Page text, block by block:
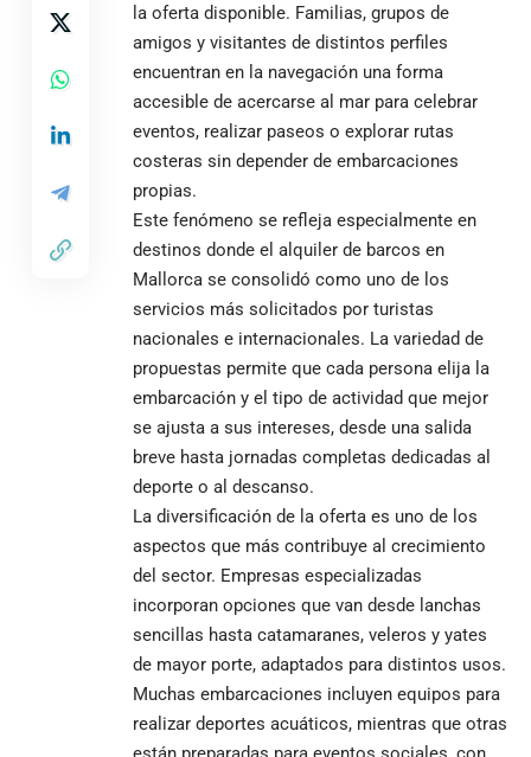
la oferta disponible. Familias, grupos de
amigos y visitantes de distintos perfiles
encuentran en la navegación una forma
accesible de acercarse al mar para celebrar
eventos, realizar paseos o explorar rutas
costeras sin depender de embarcaciones
propias.
Este fenómeno se refleja especialmente en
destinos donde el alquiler de barcos en
Mallorca se consolidó como uno de los
servicios más solicitados por turistas
nacionales e internacionales. La variedad de
propuestas permite que cada persona elija la
embarcación y el tipo de actividad que mejor
se ajusta a sus intereses, desde una salida
breve hasta jornadas completas dedicadas al
deporte o al descanso.
La diversificación de la oferta es uno de los
aspectos que más contribuye al crecimiento
del sector. Empresas especializadas
incorporan opciones que van desde lanchas
sencillas hasta catamaranes, veleros y yates
de mayor porte, adaptados para distintos usos.
Muchas embarcaciones incluyen equipos para
realizar deportes acuáticos, mientras que otras